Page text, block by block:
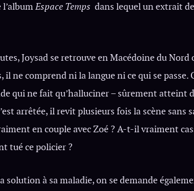
l’albumEspace Temps dans lequel un extrait
Joysad se retrouve en Macédoine du Nord
il ne comprend ni la langue ni ce qui se passe.
qui ne fait qu’halluciner – sûrement atteint
arrêtée, il revit plusieurs fois la scène sans
en couple avec Zoé ? A-t-il vraiment
tué ce policier ?
solution à sa maladie, on se demande